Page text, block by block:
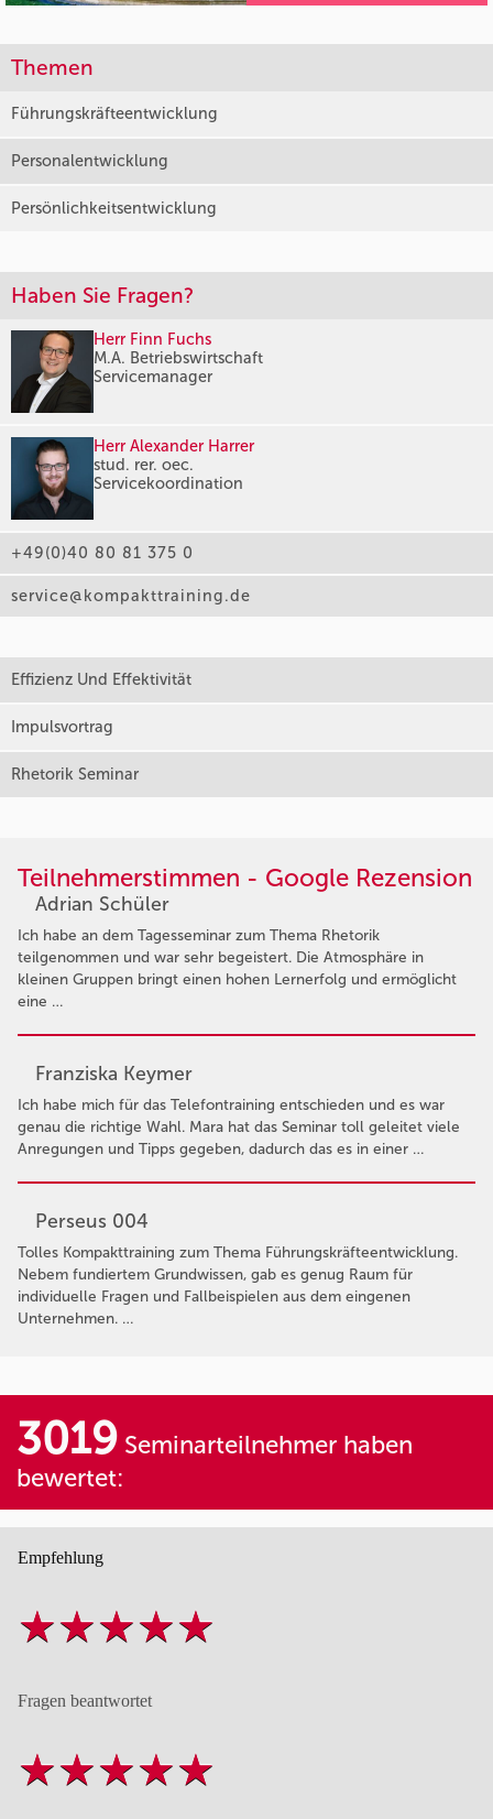
Themen
Führungskräfteentwicklung
Personalentwicklung
Persönlichkeitsentwicklung
Haben Sie Fragen?
Herr Finn Fuchs
M.A. Betriebswirtschaft
Servicemanager
Herr Alexander Harrer
stud. rer. oec.
Servicekoordination
+49(0)40 80 81 375 0
service@kompakttraining.de
Effizienz Und Effektivität
Impulsvortrag
Rhetorik Seminar
Teilnehmerstimmen - Google Rezension
Adrian Schüler
Ich habe an dem Tagesseminar zum Thema Rhetorik
teilgenommen und war sehr begeistert. Die Atmosphäre in
kleinen Gruppen bringt einen hohen Lernerfolg und ermöglicht
eine …
Franziska Keymer
Ich habe mich für das Telefontraining entschieden und es war
genau die richtige Wahl. Mara hat das Seminar toll geleitet viele
Anregungen und Tipps gegeben, dadurch das es in einer …
Perseus 004
Tolles Kompakttraining zum Thema Führungskräfteentwicklung.
Nebem fundiertem Grundwissen, gab es genug Raum für
individuelle Fragen und Fallbeispielen aus dem eingenen
Unternehmen. …
3019 Seminarteilnehmer haben
bewertet:
Empfehlung
Fragen beantwortet